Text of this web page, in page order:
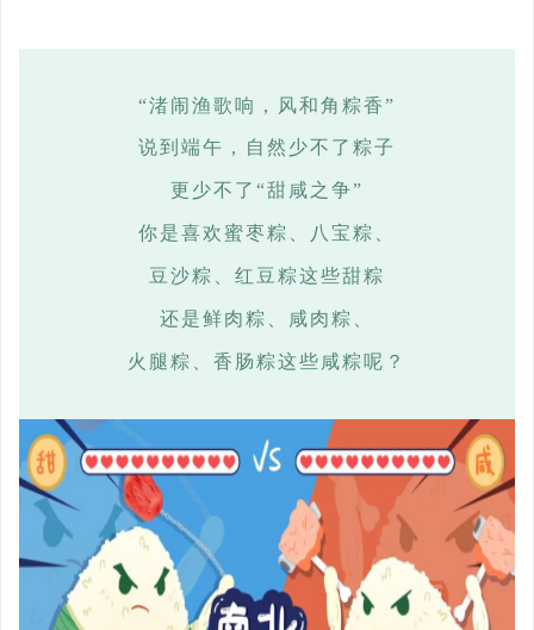
“渚闹渔歌响，风和角粽香”
说到端午，自然少不了粽子
更少不了 “甜咸之争”
你是喜欢蜜枣粽、八宝粽、
豆沙粽、红豆粽这些甜粽
还是鲜肉粽、咸肉粽、
火腿粽、香肠粽这些咸粽呢？